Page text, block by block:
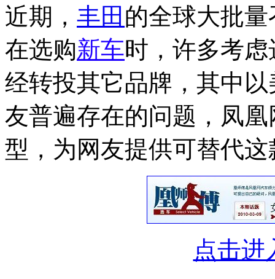
近期， 丰田 的全球大批
在选购新车时，许多考
经转投其它品牌，其中
友普遍存在的问题，凤
型，为网友提供可替代
点击进